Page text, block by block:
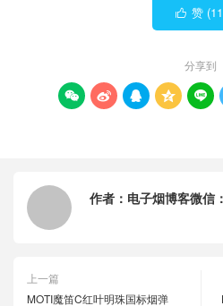
 赞 (11
分享到
    
作者： 电子烟博客微信
上一篇
MOTI魔笛C红叶明珠国标烟弹